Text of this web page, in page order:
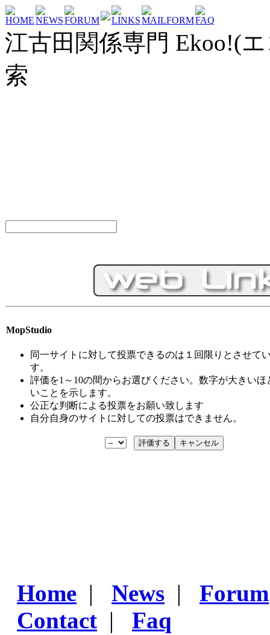
HOMENEWSFORUM LINKSMAILFORMFAQ
江古田関係専門 Ekoo!(
索
MopStudio
同一サイトに対して投票できるのは１回限りとさせて
す。
評価を1～10の間からお選びください。数字が大きいほ
いことを示します。
公正な判断による投票をお願い致します
自分自身のサイトに対しての投票はできません。
Home | News | Forum
Contact | Faq